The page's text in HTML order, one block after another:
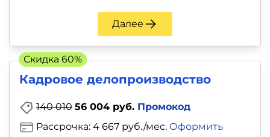
Далее
Кадровое делопроизводство
140 010 56 004 руб. Промокод
Рассрочка: 4 667 руб./мес. Оформить
Скидка 60%